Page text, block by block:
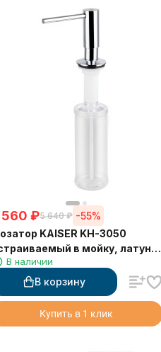
560 ₽5 640 ₽ -55%
KAISER KH-3050
в мойку, латунь,
330 мл
В наличии
В корзину
Купить в 1 клик